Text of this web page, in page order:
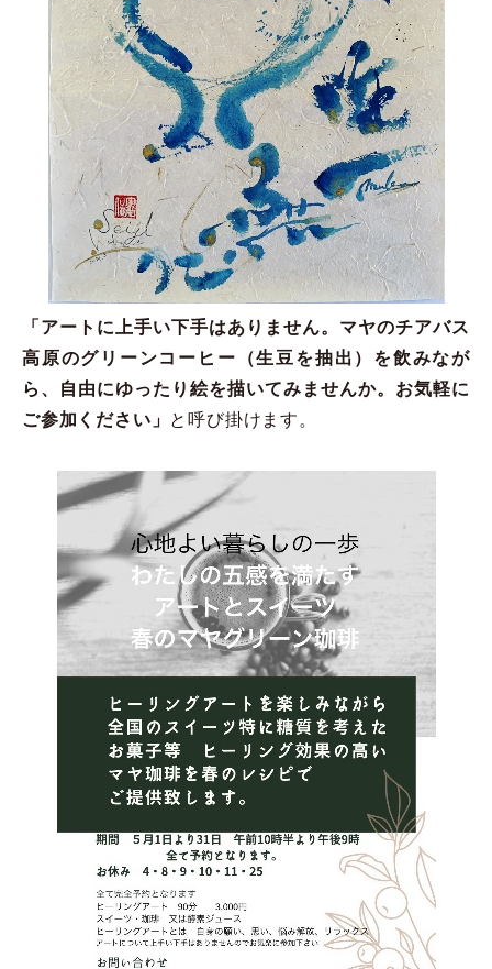
「アートに上手い下手はありません。マヤのチアバス
高原のグリーンコーヒー（生豆を抽出）を飲みなが
ら、自由にゆったり絵を描いてみませんか。お気軽に
ご参加ください」 と呼び掛けます。